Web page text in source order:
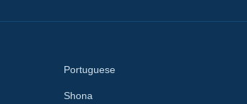
Portuguese
Shona